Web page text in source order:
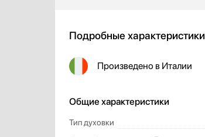
Подробные характеристики
Произведено в Италии
Общие характеристики
Тип духовки